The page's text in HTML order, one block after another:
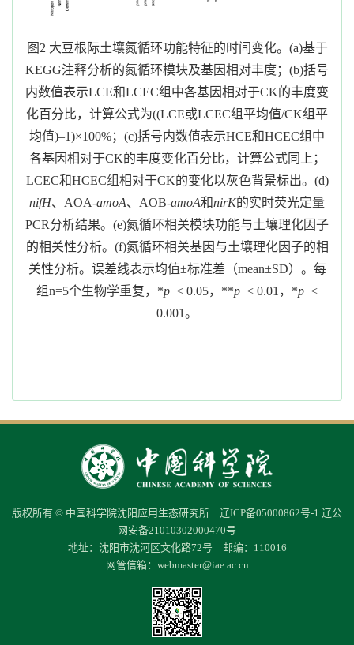
图 2 大豆根际土壤氮循环功能特征的时间变化。 (a)基于
KEGG注释分析的氮循环模块及基因相对丰度； (b)括号
内数值表示LCE和LCEC组中各基因相对于CK的丰度变
化百分比，计算公式为((LCE或LCEC组平均值/CK组平
均值)–1)×100%； (c)括号内数值表示HCE和HCEC组中
各基因相对于CK的丰度变化百分比，计算公式同上；
LCEC和HCEC组相对于CK的变化以灰色背景标出。 (d)
nifH、 AOA-amoA、 AOB-amoA和nirK的实时荧光定量
PCR分析结果。 (e)氮循环相关模块功能与土壤理化因子
的相关性分析。 (f)氮循环相关基因与土壤理化因子的相
关性分析。误差线表示均值±标准差（mean±SD）。每
组n=5个生物学重复， *p < 0.05， **p < 0.01 ， *p <
0.001。
版权所有 © 中国科学院沈阳应用生态研究所 辽ICP备05000862号-1 辽公
网安备21010302000470号
地址：沈阳市沈河区文化路72号 邮编：110016
网管信箱： webmaster@iae.ac.cn